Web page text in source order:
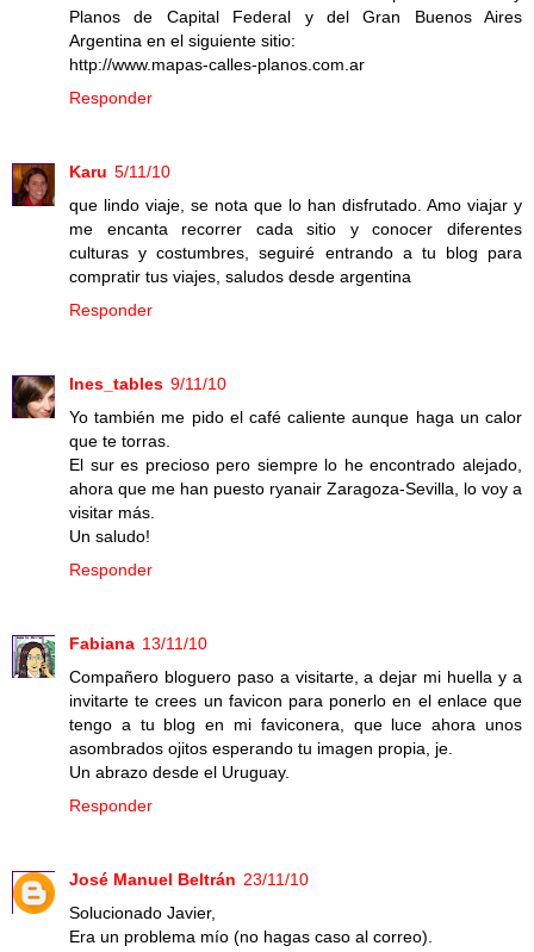
Planos de Capital Federal y del Gran Buenos Aires
Argentina en el siguiente sitio:
http://www.mapas-calles-planos.com.ar
Responder
Karu 5/11/10
que lindo viaje, se nota que lo han disfrutado. Amo viajar y
me encanta recorrer cada sitio y conocer diferentes
culturas y costumbres, seguiré entrando a tu blog para
compratir tus viajes, saludos desde argentina
Responder
Ines_tables 9/11/10
Yo también me pido el café caliente aunque haga un calor
que te torras.
El sur es precioso pero siempre lo he encontrado alejado,
ahora que me han puesto ryanair Zaragoza-Sevilla, lo voy a
visitar más.
Un saludo!
Responder
Fabiana 13/11/10
Compañero bloguero paso a visitarte, a dejar mi huella y a
invitarte te crees un favicon para ponerlo en el enlace que
tengo a tu blog en mi faviconera, que luce ahora unos
asombrados ojitos esperando tu imagen propia, je.
Un abrazo desde el Uruguay.
Responder
José Manuel Beltrán 23/11/10
Solucionado Javier,
Era un problema mío (no hagas caso al correo).